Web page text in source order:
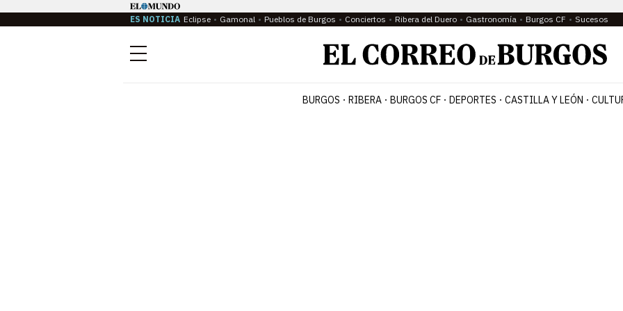
ES NOTICIA Eclipse Gamonal Pueblos de Burgos Conciertos Ribera del Duero Gastronomía Burgos CF Sucesos
Menú
BURGOS RIBERA BURGOS CF DEPORTES CASTILLA Y LEÓN